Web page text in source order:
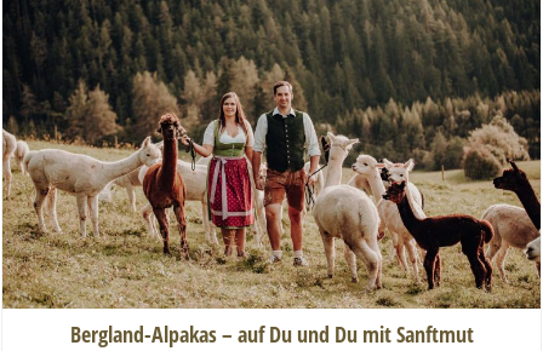
Bergland-Alpakas – auf Du und Du mit Sanftmut